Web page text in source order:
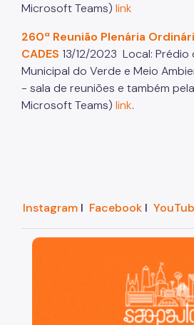
Educação Ambiental
Programas
Município VerdeAzul
Ouvidoria Geral
Microsoft Teams) link
260ª Reunião Plenária
CADES 13/12/2023 Local: Prédio
Municipal do Verde e Meio
- sala de reuniões e também
Microsoft Teams) link.
InstagramI FacebookI
São Paulo, cidade